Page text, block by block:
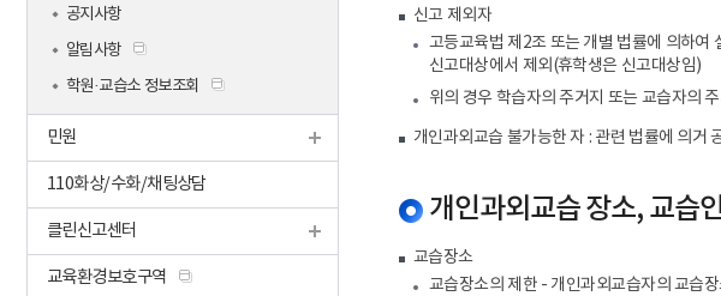
공지사항
알림사항
학원·교습소 정보조회
민원
110화상/수화/채팅상담
클린신고센터
교육환경보호구역
신고 제외자
고등교육법 제2조 또는 개별 법률에 의하여
신고대상에서 제외(휴학생은 신고대상임)
위의 경우 학습자의 주거지 또는 교습자의
개인과외교습 불가능한 자 : 관련 법률에 의거
개인과외교습 장소, 교습
교습장소
교습장소의 제한 - 개인과외교습자의 교습